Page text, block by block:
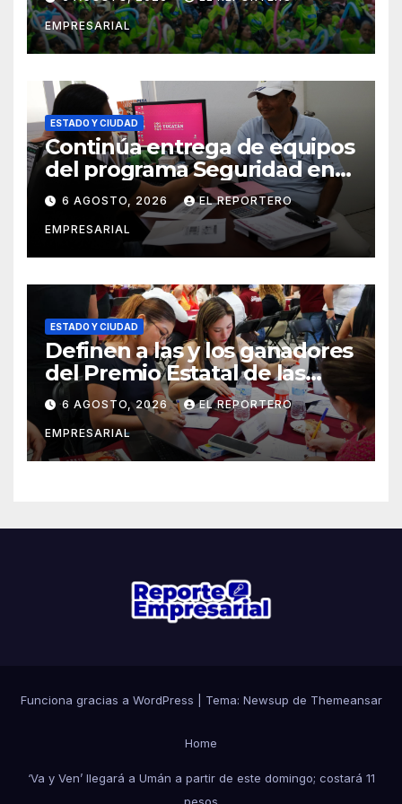
vigilancia en la prevención
social del delito
EMPRESARIAL
ESTADO Y CIUDAD
Continúa entrega de equipos
del programa Seguridad en
el Mar
6 AGOSTO, 2026 EL REPORTERO
EMPRESARIAL
ESTADO Y CIUDAD
Definen a las y los ganadores
del Premio Estatal de las
Juventudes 2026
6 AGOSTO, 2026 EL REPORTERO
EMPRESARIAL
Funciona gracias a WordPress Tema: Newsup de Themeansar
Home
‘Va y Ven’ llegará a Umán a partir de este domingo; costará 11